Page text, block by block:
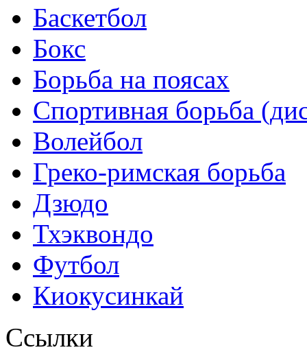
Баскетбол
Бокс
Борьба на поясах
Спортивная борьба
Волейбол
Греко-римская борьба
Дзюдо
Тхэквондо
Футбол
Киокусинкай
Ссылки